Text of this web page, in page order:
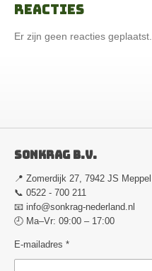
Reacties
Er zijn geen reacties geplaatst.
Sonkrag B.V.
📍 Zomerdijk 27, 7942 JS Meppel
📞 0522 - 700 211
📧 info@sonkrag-nederland.nl
🕘 Ma–Vr: 09:00 – 17:00
E-mailadres *